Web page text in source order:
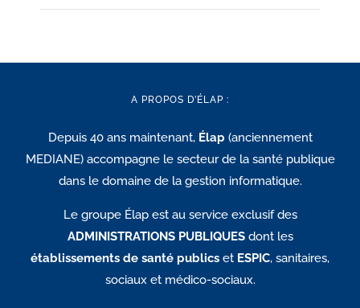
A PROPOS D’ÉLAP :
Depuis 40 ans maintenant, Élap (anciennement
MEDIANE) accompagne le secteur de la santé publique
dans le domaine de la gestion informatique.
Le groupe Élap est au service exclusif des
ADMINISTRATIONS PUBLIQUESdont les
établissements de santé publics et ESPIC, sanitaires,
sociaux et médico-sociaux.